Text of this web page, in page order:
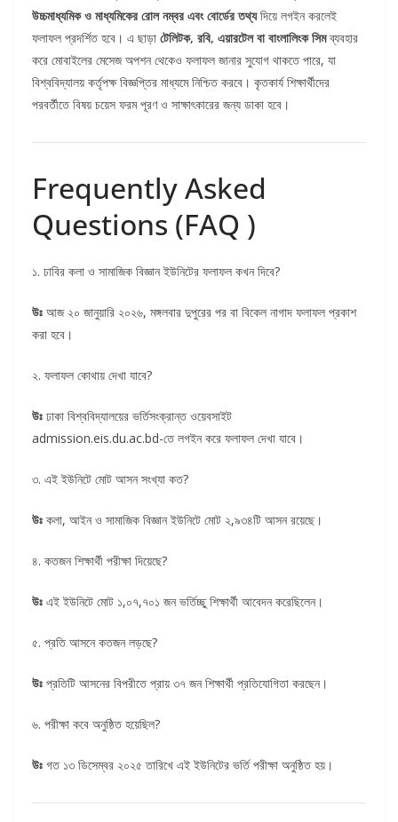
উচ্চমাধ্যমিক ও মাধ্যমিকের রোল নম্বর এবং বোর্ডের তথ্যদিয়ে লগইন করলেই
ফলাফল প্রদর্শিত হবে। এ ছাড়া টেলিটক, রবি, এয়ারটেল বা বাংলালিংক সিমব্যবহার
করে মোবাইলের মেসেজ অপশন থেকেও ফলাফল জানার সুযোগ থাকতে পারে, যা
বিশ্ববিদ্যালয় কর্তৃপক্ষ বিজ্ঞপ্তির মাধ্যমে নিশ্চিত করবে। কৃতকার্য শিক্ষার্থীদের
পরবর্তীতে বিষয় চয়েস ফরম পূরণ ও সাক্ষাৎকারের জন্য ডাকা হবে।
Frequently Asked
Questions (FAQ )
১. ঢাবির কলা ও সামাজিক বিজ্ঞান ইউনিটের ফলাফল কখন দিবে?
উঃ আজ ২০ জানুয়ারি ২০২৬, মঙ্গলবার দুপুরের পর বা বিকেল নাগাদ ফলাফল প্রকাশ
করা হবে।
২. ফলাফল কোথায় দেখা যাবে?
উঃ ঢাকা বিশ্ববিদ্যালয়ের ভর্তিসংক্রান্ত ওয়েবসাইট
admission.eis.du.ac.bd-তে লগইন করে ফলাফল দেখা যাবে।
৩. এই ইউনিটে মোট আসন সংখ্যা কত?
উঃ কলা, আইন ও সামাজিক বিজ্ঞান ইউনিটে মোট ২,৯৩৪টি আসন রয়েছে।
৪. কতজন শিক্ষার্থী পরীক্ষা দিয়েছে?
উঃ এই ইউনিটে মোট ১,০৭,৭০১ জন ভর্তিচ্ছু শিক্ষার্থী আবেদন করেছিলেন।
৫. প্রতি আসনে কতজন লড়ছে?
উঃ প্রতিটি আসনের বিপরীতে প্রায় ৩৭ জন শিক্ষার্থী প্রতিযোগিতা করছেন।
৬. পরীক্ষা কবে অনুষ্ঠিত হয়েছিল?
উঃ গত ১৩ ডিসেম্বর ২০২৫ তারিখে এই ইউনিটের ভর্তি পরীক্ষা অনুষ্ঠিত হয়।